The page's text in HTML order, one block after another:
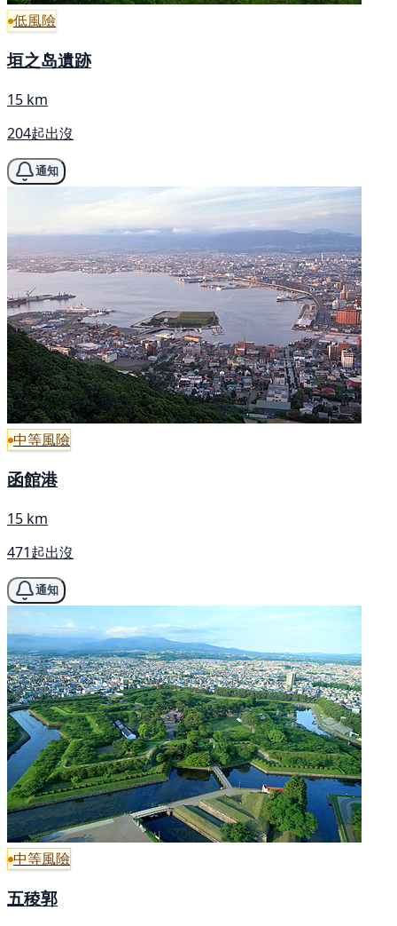
低風險
垣之岛遺跡
15 km
204起出沒
通知
中等風險
函館港
15 km
471起出沒
通知
中等風險
五稜郭